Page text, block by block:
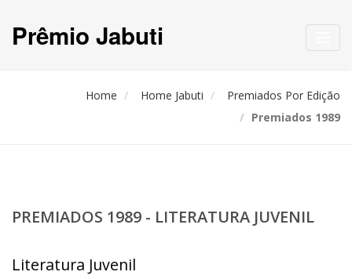
Prêmio Jabuti
Home Home Jabuti
Premiados Por Edição
Premiados 1989
PREMIADOS 1989 - LITERATURA JUVENIL
Literatura Juvenil